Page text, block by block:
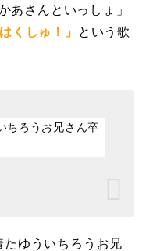
あさんといっしょ」
くしゅ！」
という歌
ゆういちろうお兄